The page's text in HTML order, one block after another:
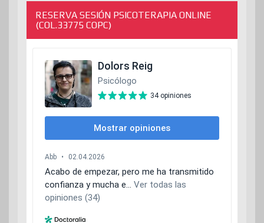
RESERVA SESIÓN PSICOTERAPIA ONLINE
(COL.33775 COPC)